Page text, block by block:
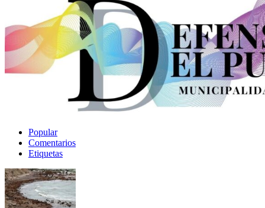
Popular
Comentarios
Etiquetas